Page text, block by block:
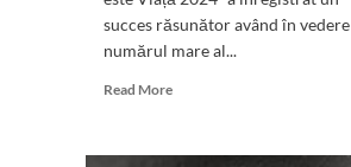
succes răsunător având în vedere
numărul mare al...
Read MoreRead
S-